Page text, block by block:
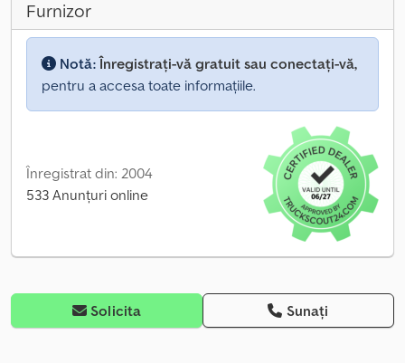
Furnizor
Notă:Înregistrați-vă gratuit sau conectați-vă,
pentru a accesa toate informațiile.
Înregistrat din: 2004
533 Anunțuri online
Solicita Sunați